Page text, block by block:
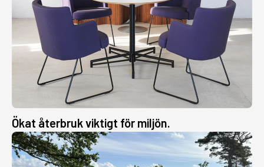
Ökat återbruk viktigt för miljön.